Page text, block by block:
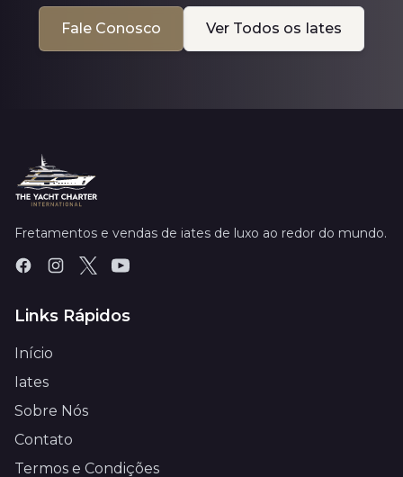
Fale Conosco Ver Todos os Iates
Fretamentos e vendas de iates de luxo ao redor do mundo.
Links Rápidos
Início
Iates
Sobre Nós
Contato
Termos e Condições